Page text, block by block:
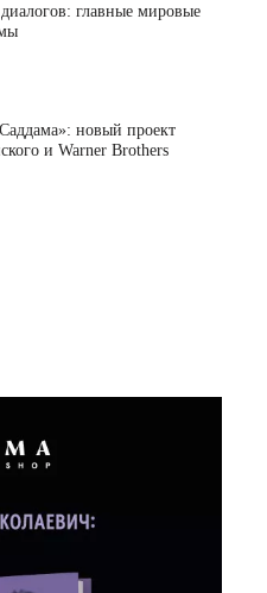
главные мировые
новый проект
и Warner Brothers